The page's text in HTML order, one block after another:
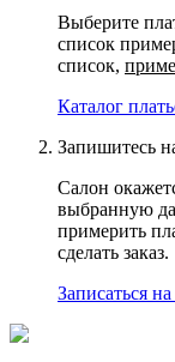
Выберите
список
список,
Каталог
Запишитесь
Салон
выбранную
примерить
сделать заказ.
Записаться